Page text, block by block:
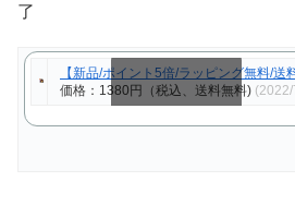
了
【新品/ポイント5倍/ラッピング無料/
価格：1380円（税込、送料無料) (2022/